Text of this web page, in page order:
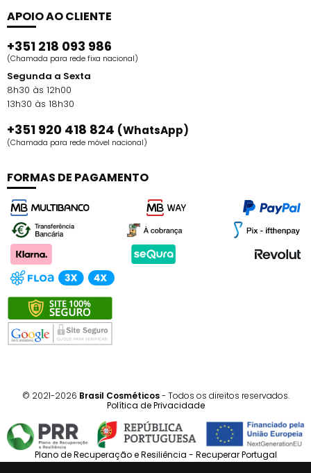
APOIO AO CLIENTE
+351 218 093 986
(Chamada para rede fixa nacional)
Segunda a Sexta
8h30 às 12h00
13h30 às 18h30
+351 920 418 824 (WhatsApp)
(Chamada para rede móvel nacional)
FORMAS DE PAGAMENTO
© 2021-2026 Brasil Cosméticos- Todos os direitos reservados.
Política de Privacidade
Plano de Recuperação e Resiliência - Recuperar Portugal